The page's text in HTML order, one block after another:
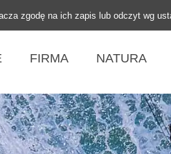
zgodę na ich zapis lub odczyt wg
FIRMA NATURA